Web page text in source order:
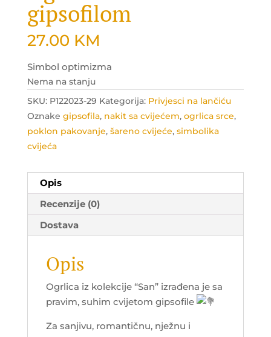
gipsofilom
27.00 KM
Simbol optimizma
Nema na stanju
SKU: P122023-29 Kategorija: Privjesci na lančiću
Oznake gipsofila, nakit sa cvijećem, ogrlica srce,
poklon pakovanje, šareno cvijeće, simbolika
cvijeća
Opis
Recenzije (0)
Dostava
Opis
Ogrlica iz kolekcije “San” izrađena je sa
pravim, suhim cvijetom gipsofile
Za sanjivu, romantičnu, nježnu i